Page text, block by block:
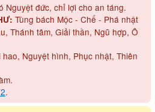
Nguyệt đức, chỉ lợi cho an táng.
Tùng bách Mộc - Chế - Phá nhật
Thánh tâm, Giải thần, Ngũ hợp, Ô
Nguyệt hình, Phục nhật, Thiên
.